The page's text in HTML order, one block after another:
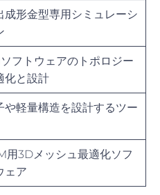
成形金型専用シミュレーシ
フトウェアのトポロジー
化と設計
や軽量構造を設計するツー
用3Dメッシュ最適化ソフ
ェア